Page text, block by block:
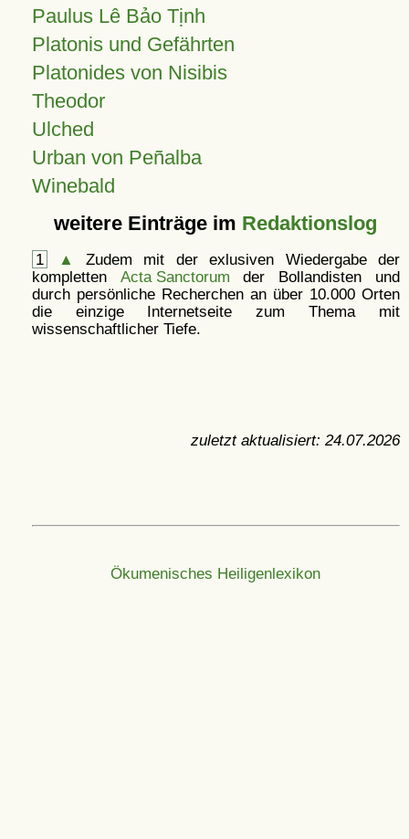
Paulus Lê Bảo Tịnh
Platonis und Gefährten
Platonides von Nisibis
Theodor
Ulched
Urban von Peñalba
Winebald
weitere Einträge im Redaktionslog
1 ▲
Zudem mit der exlusiven Wiedergabe der
kompletten Acta Sanctorum der Bollandisten und
durch persönliche Recherchen an über 10.000 Orten
die einzige Internetseite zum Thema mit
wissenschaftlicher Tiefe.
zuletzt aktualisiert: 24.07.2026
Ökumenisches Heiligenlexikon